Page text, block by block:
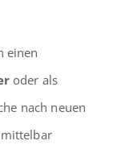
einen
oder als
nach neuen